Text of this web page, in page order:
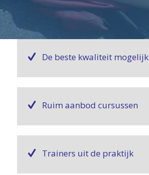
De beste kwaliteit mogelijk
Ruim aanbod cursussen
Trainers uit de praktijk